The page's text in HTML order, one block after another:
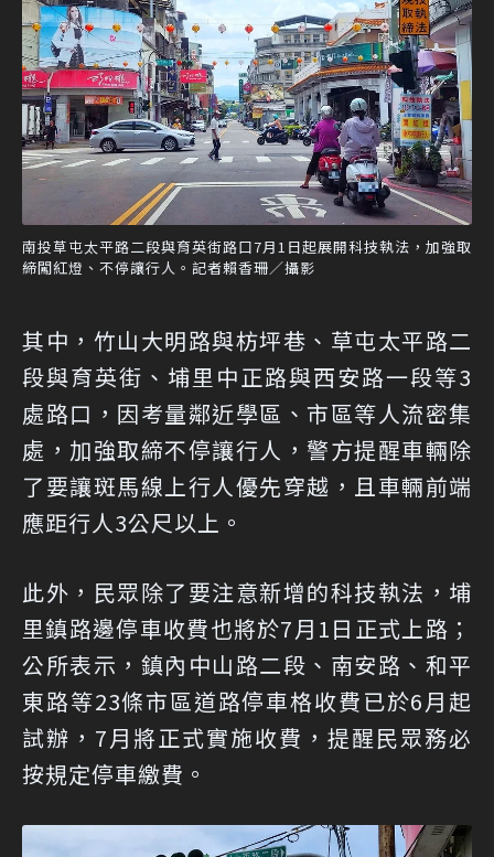
南投草屯太平路二段與育英街路口7月1日起展開科技執法，加強取
締闖紅燈、不停讓行人。記者賴香珊／攝影
其中，竹山大明路與枋坪巷、草屯太平路二
段與育英街、埔里中正路與西安路一段等3
處路口，因考量鄰近學區、市區等人流密集
處，加強取締不停讓行人，警方提醒車輛除
了要讓斑馬線上行人優先穿越，且車輛前端
應距行人3公尺以上。
此外，民眾除了要注意新增的科技執法，埔
里鎮路邊停車收費也將於7月1日正式上路；
公所表示，鎮內中山路二段、南安路、和平
東路等23條市區道路停車格收費已於6月起
試辦，7月將正式實施收費，提醒民眾務必
按規定停車繳費。